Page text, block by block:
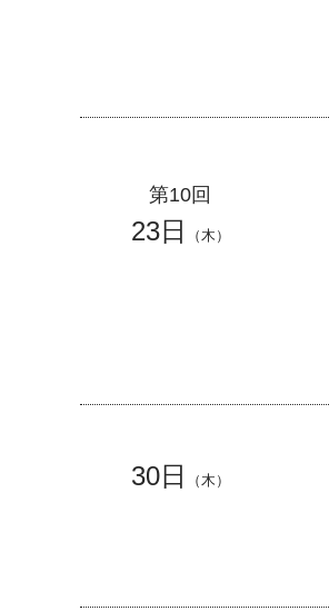
第10回
23日 （木）
30日 （木）